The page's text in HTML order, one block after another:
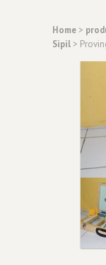
Home >
Sipil >